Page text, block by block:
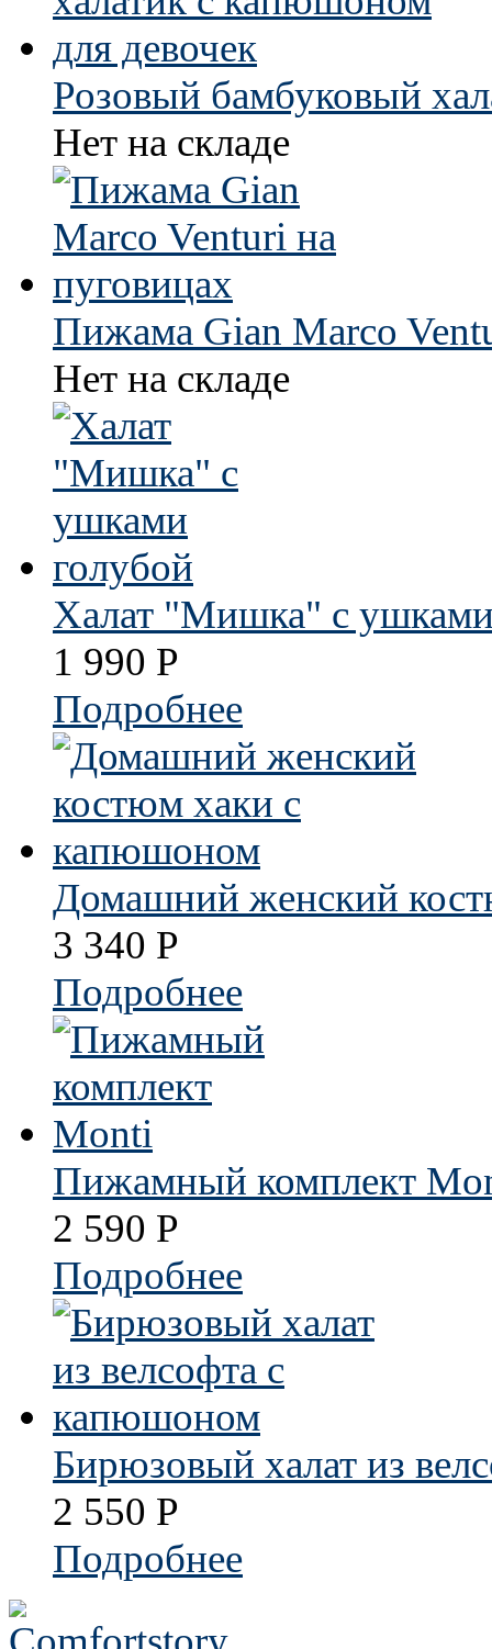
Розовый бамбуковый
Нет на складе
Пижама Gian Marco
Нет на складе
Халат "Мишка" с
1 990 Р
Подробнее
Домашний женский
3 340 Р
Подробнее
Пижамный комплект
2 590 Р
Подробнее
Бирюзовый халат из
2 550 Р
Подробнее